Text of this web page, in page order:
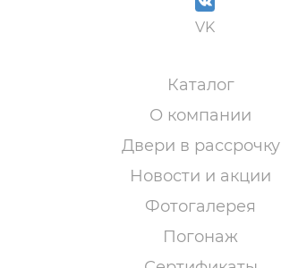
VK
Каталог
О компании
Двери в рассрочку
Новости и акции
Фотогалерея
Погонаж